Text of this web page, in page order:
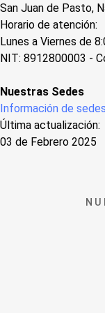
San Juan de Pasto,
Horario de atención:
Lunes a Viernes de
NIT: 8912800003 -
Nuestras Sedes
Información de sedes
Última actualización:
03 de Febrero 2025